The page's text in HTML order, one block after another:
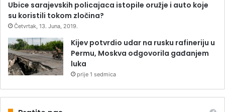
Ubice sarajevskih policajaca istopile oružje i auto koje
su koristili tokom zločina?
Četvrtak, 13. Juna, 2019.
Kijev potvrdio udar na rusku rafineriju u
Permu, Moskva odgovorila gađanjem
luka
prije 1 sedmica